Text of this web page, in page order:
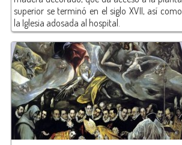
superior se terminó en el siglo XVII, así como
la Iglesia adosada al hospital.